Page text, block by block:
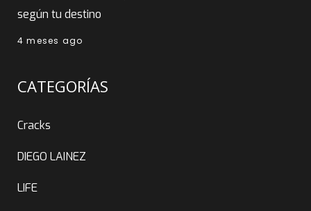
según tu destino
4 meses ago
CATEGORÍAS
Cracks
DIEGO LAINEZ
LIFE